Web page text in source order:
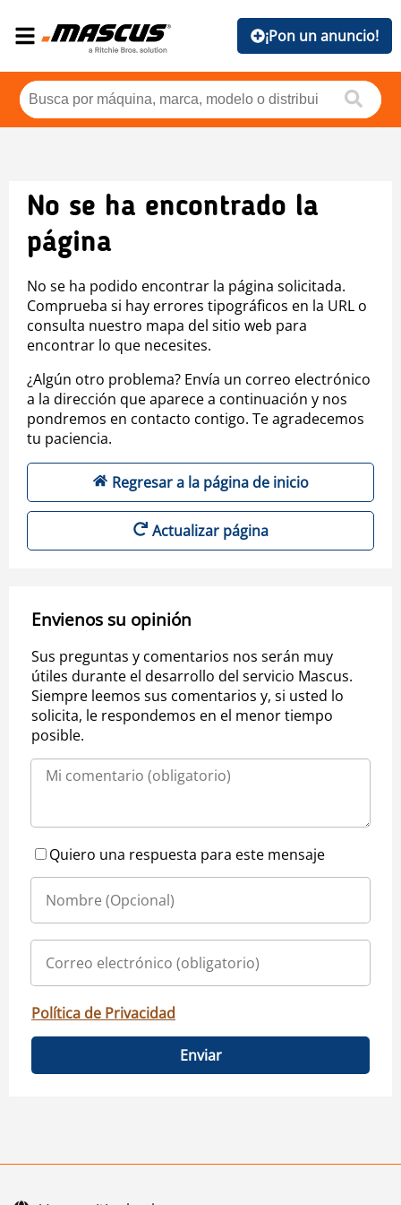
¡Pon un anuncio!
No se ha encontrado la
página
No se ha podido encontrar la página solicitada.
Comprueba si hay errores tipográficos en la URL o
consulta nuestro mapa del sitio web para
encontrar lo que necesites.
¿Algún otro problema? Envía un correo electrónico
a la dirección que aparece a continuación y nos
pondremos en contacto contigo. Te agradecemos
tu paciencia.
Regresar a la página de inicio
Actualizar página
Envienos su opinión
Sus preguntas y comentarios nos serán muy
útiles durante el desarrollo del servicio Mascus.
Siempre leemos sus comentarios y, si usted lo
solicita, le respondemos en el menor tiempo
posible.
Quiero una respuesta para este mensaje
Política de Privacidad
Enviar